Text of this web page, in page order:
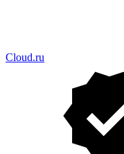
Cloud.ru